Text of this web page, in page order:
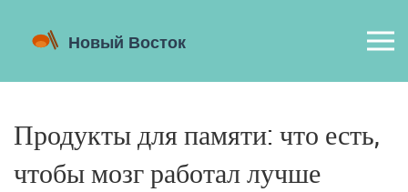
Продукты для памяти: что есть,
чтобы мозг работал лучше